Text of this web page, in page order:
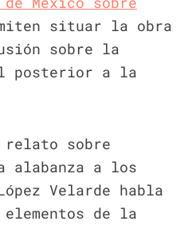
situar la obra
sobre la
posterior a la
relato sobre
alabanza a los
Velarde habla
de la